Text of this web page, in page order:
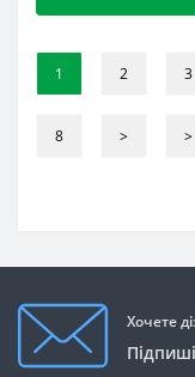
1 2 3
8 >
Хочете